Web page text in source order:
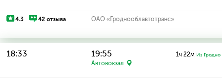
4.3 42 отзыва ОАО «Гроднооблавтотранс»
18:33 19:55
Автовокзал
1ч 22м Из Гродно